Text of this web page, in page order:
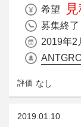
希望
募集終了
2019年2
評価 なし
2019.01.10